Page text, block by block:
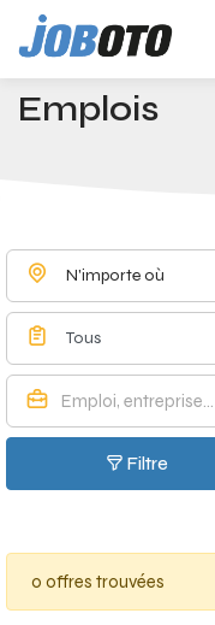
Skip to main content
Accueil Emplois à
Emplois
N'importe où
Tous
Filtre
0 offres trouvées